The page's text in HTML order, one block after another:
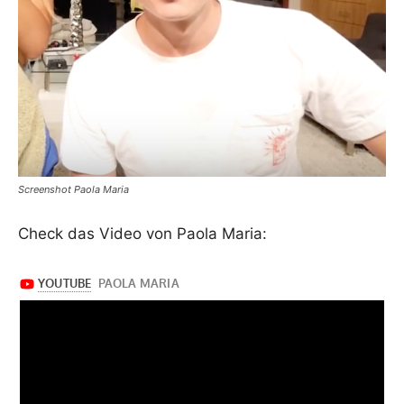
Screenshot Paola Maria
Check das Video von Paola Maria: